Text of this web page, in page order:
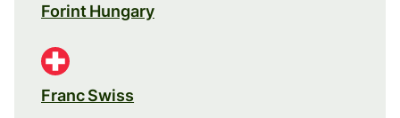
Forint Hungary
Franc Swiss